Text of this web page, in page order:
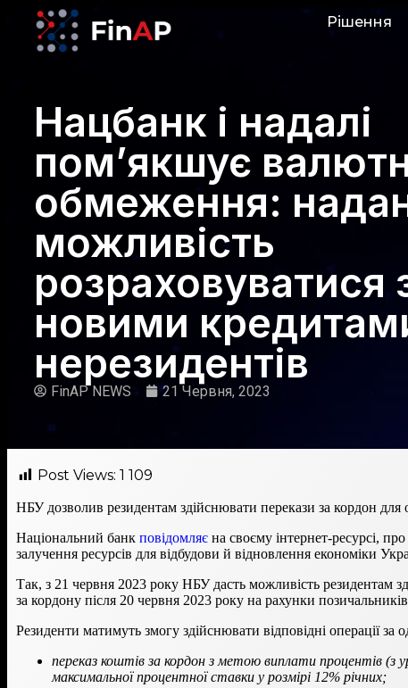
Рішення
Нацбанк і надалі
пом’якшує
обмеження:
можливість
розраховуватися
новими
нерезидентів
FinAP NEWS 21 Червня, 2023
Post Views: 1 109
НБУ дозволив резидентам здійснювати перекази за кордон
Національний банк повідомляє на своєму інтернет-ресурсі,
залучення ресурсів для відбудови й відновлення економіки
Так, з 21 червня 2023 року НБУ дасть можливість резидентам
за кордону після 20 червня 2023 року на рахунки
Резиденти матимуть змогу здійснювати відповідні операції
переказ коштів за кордон з метою виплати процентів (з
максимальної процентної ставки у розмірі 12% річних;